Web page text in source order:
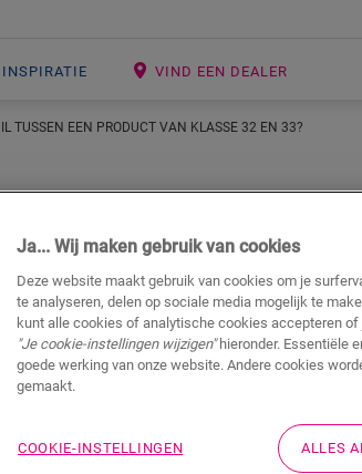
INSPIRATIE VIND EEN DEALER
TUSSEN EEN PRODUCT VAN KLASSE 32 EN 33?
tussen een
32 en 33?
algemeen classificatiesysteem voor tapijt-
enz. Het classificatiesysteem
Ja... Wij maken gebruik van cookies
Deze website maakt gebruik van cookies om je
te analyseren, delen op sociale media mogelijk te
kunt alle cookies of analytische cookies accepteren
"Je cookie-instellingen wijzigen"hieronder. Essentiële
goede werking van onze website. Andere cookies
gemaakt.
COOKIE-INSTELLINGEN ALLES